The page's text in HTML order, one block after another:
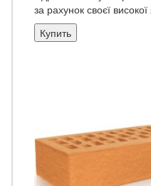
за рахунок своєї високої
Купить